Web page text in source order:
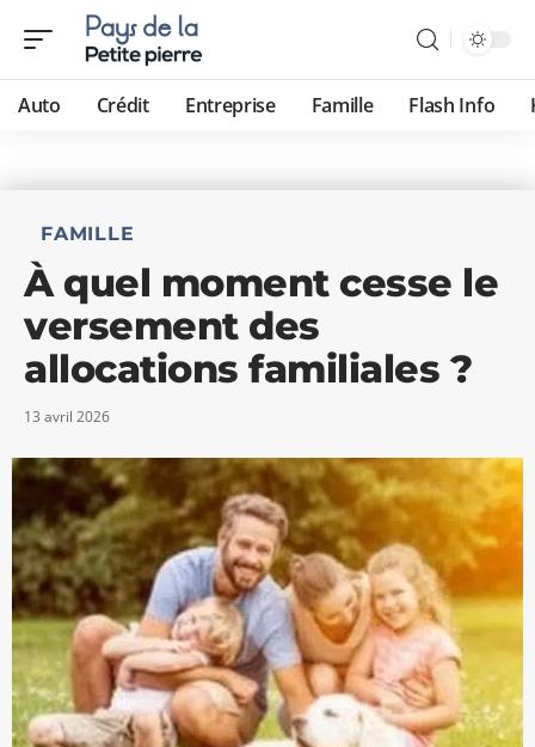
Auto Crédit Entreprise Famille Flash Info
FAMILLE
À quel moment cesse le
versement des
allocations familiales ?
13 avril 2026